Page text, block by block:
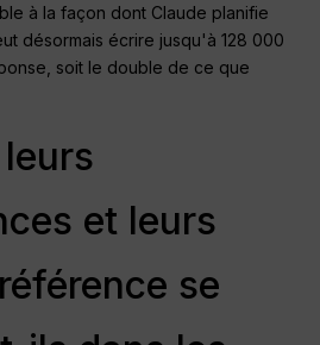
à la façon dont Claude planifie
désormais écrire jusqu'à 128 000
soit le double de ce que
et leurs
se